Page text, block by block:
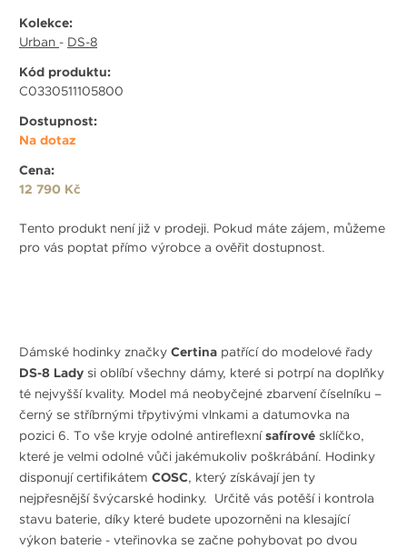
Kolekce:
Urban - DS-8
Kód produktu:
C0330511105800
Dostupnost:
Na dotaz
Cena:
12 790 Kč
Tento produkt není již v prodeji. Pokud máte zájem, můžeme
pro vás poptat přímo výrobce a ověřit dostupnost.
Dámské hodinky značky Certina patřící do modelové řady
DS-8 Lady si oblíbí všechny dámy, které si potrpí na doplňky
té nejvyšší kvality. Model má neobyčejné zbarvení číselníku –
černý se stříbrnými třpytivými vlnkami a datumovka na
pozici 6. To vše kryje odolné antireflexnísafírové sklíčko,
které je velmi odolné vůči jakémukoliv poškrábání. Hodinky
disponují certifikátem COSC, který získávají jen ty
nejpřesnější švýcarské hodinky. Určitě vás potěší i kontrola
stavu baterie, díky které budete upozorněni na klesající
výkon baterie - vteřinovka se začne pohybovat po dvou